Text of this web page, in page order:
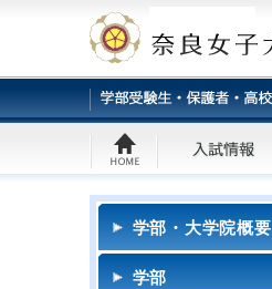
学部・大学院概要
学部